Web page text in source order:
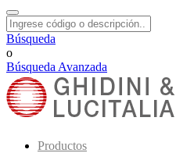
Búsqueda
o
Búsqueda Avanzada
Productos